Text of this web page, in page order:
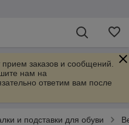
заказов и сообщений.
нам на
ответим вам после
и подставки для обуви